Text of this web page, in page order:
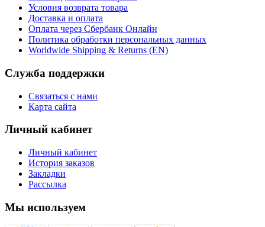
Условия возврата товара
Доставка и оплата
Оплата через Сбербанк Онлайн
Политика обработки персональных данных
Worldwide Shipping & Returns (EN)
Служба поддержки
Связаться с нами
Карта сайта
Личный кабинет
Личный кабинет
История заказов
Закладки
Рассылка
Мы используем